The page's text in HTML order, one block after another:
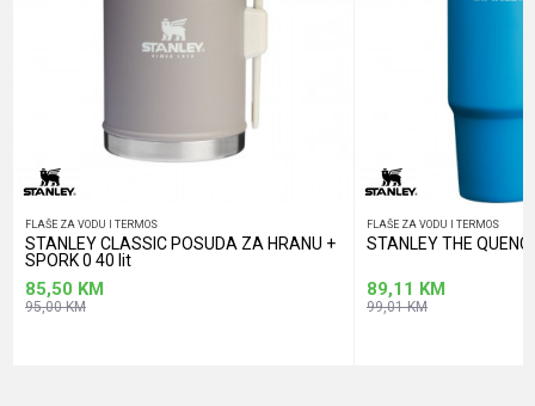
POŠALJI
FLAŠE ZA VODU I TERMOS
STANLEY CLASSIC POSUDA ZA HRANU +
SPORK 0 40 lit
85,50 KM
95,00KM
FLAŠE ZA VODU I TERMOS
STANLEY THE
89,11 KM
99,01KM